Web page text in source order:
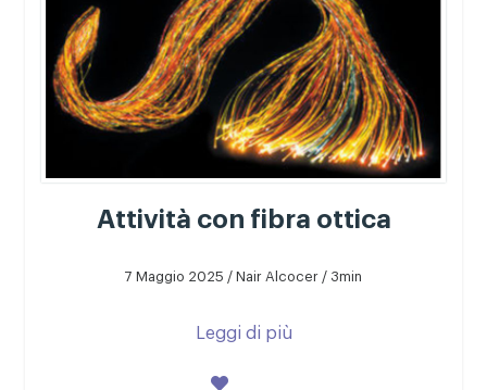
Attività con fibra ottica
7 Maggio 2025 / Nair Alcocer / 3min
Leggi di più